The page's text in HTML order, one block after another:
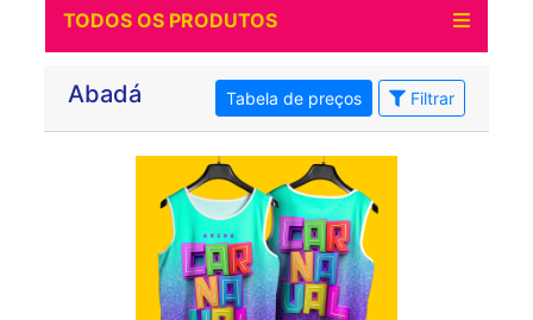
TODOS OS PRODUTOS
Abadá Tabela de preços Filtrar